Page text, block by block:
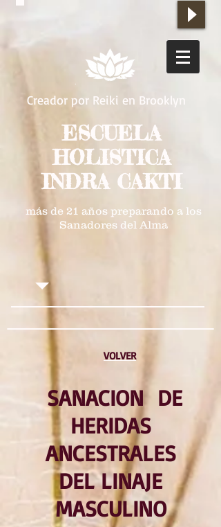
Creador por Reiki en Brooklyn
ESCUELA
HOLISTICA
INDRA CAKTI
más de 21 años preparando a los
Sanadores del Alma
VOLVER
SANACION DE
HERIDAS
ANCESTRALES
DEL LINAJE
MASCULINO